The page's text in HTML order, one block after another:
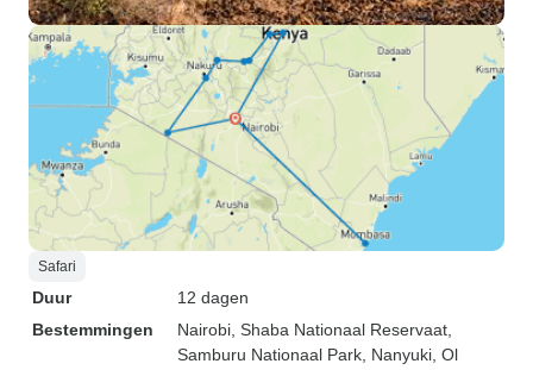
Safari
Duur
12 dagen
Bestemmingen
Nairobi , Shaba Nationaal Reservaat
Samburu Nationaal Park , Nanyuki , Ol